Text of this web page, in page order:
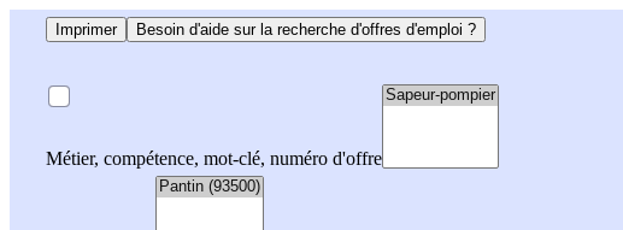
Imprimer Besoin d'aide sur la recherche d'offres d'emploi ?
Métier, compétence, mot-clé, numéro d'offre